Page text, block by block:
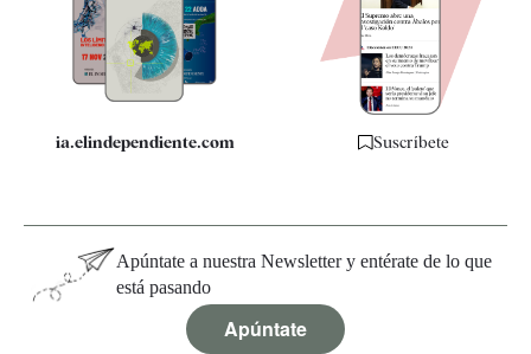
Quiénes somos
Especificaciones
ia.elindependiente.com Suscríbete
Apúntate a nuestra Newsletter y entérate de lo que
está pasando
Apúntate